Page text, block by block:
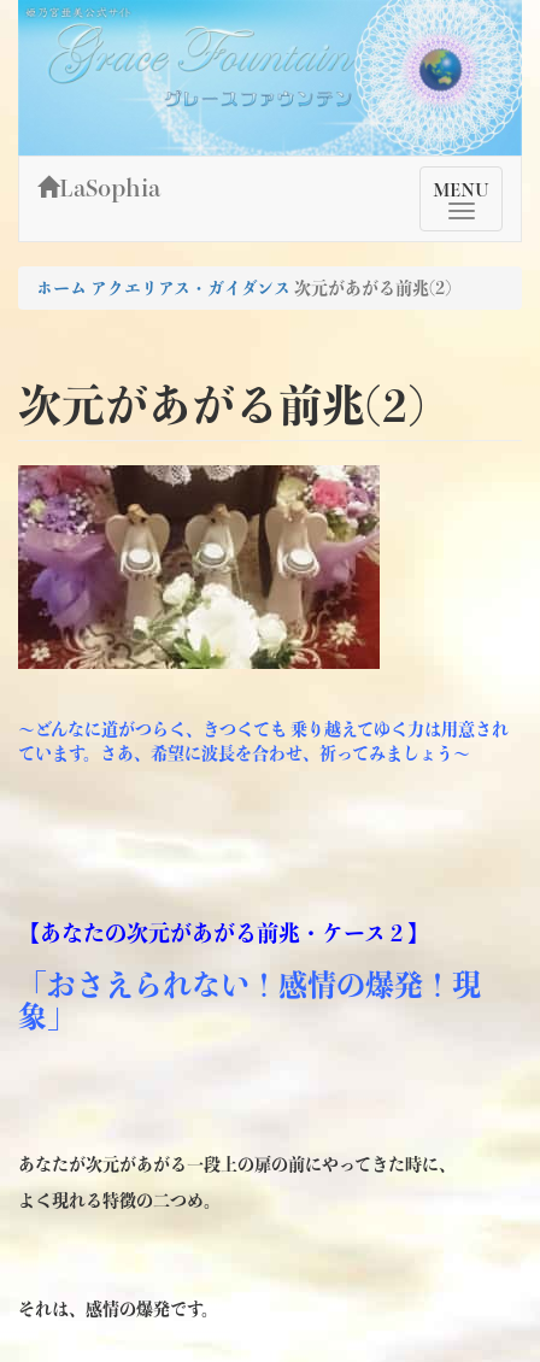
Skip
content
姫乃宮亜美公式サイト～Grace Fountain～
グレースファウンテン
TMenu
MENU
LaSophia
ホーム アクエリアス・ガイダンス 次元があがる前兆(2)
次元があがる前兆(2)
～どんなに道がつらく、きつくても 乗り越えてゆく力は用意され
ています。さあ、希望に波長を合わせ、祈ってみましょう～
【あなたの次元があがる前兆・ケース２】
「おさえられない！感情の爆発！現
象」
あなたが次元があがる一段上の扉の前にやってきた時に、
よく現れる特徴の二つめ。
それは、感情の爆発です。